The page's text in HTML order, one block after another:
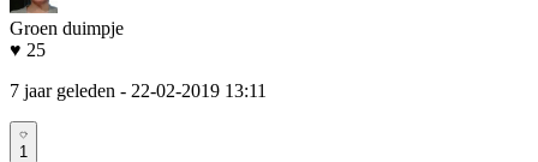
Groen duimpje
♥ 25
7 jaar geleden - 22-02-2019 13:11
1